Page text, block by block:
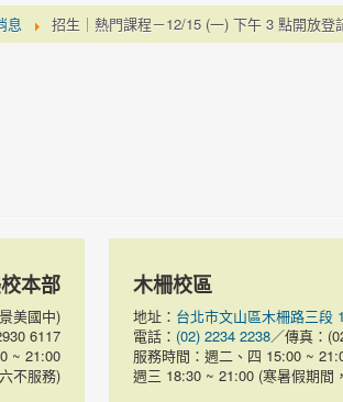
息 招生｜熱門課程－12/15 (一) 下午 3 點開放登
本部
美國中)
6117
~ 21:00
不服務)
木柵校區
地址： 台北市文山區木柵路三段
電話： (02) 2234 2238／傳真：
服務時間：週二、四 15:00 ~
週三 18:30 ~ 21:00 (寒暑假期間